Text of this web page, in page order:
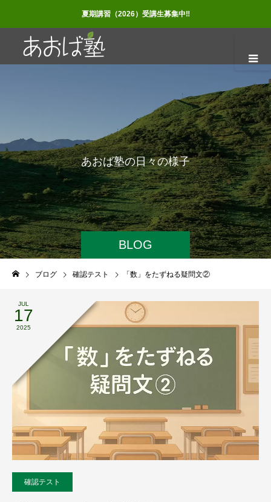
夏期講習（2026）受講生募集中‼
BLOG
あおば塾の日々の様子
ブログ 確認テスト 「数」をたずねる疑問文②
JUL
17
2025
確認テスト